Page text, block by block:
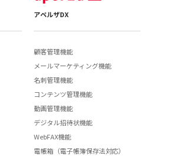
アペルザDX
顧客管理機能
メールマーケティング機能
名刺管理機能
コンテンツ管理機能
動画管理機能
デジタル招待状機能
WebFAX機能
電帳箱（電子帳簿保存法対応）